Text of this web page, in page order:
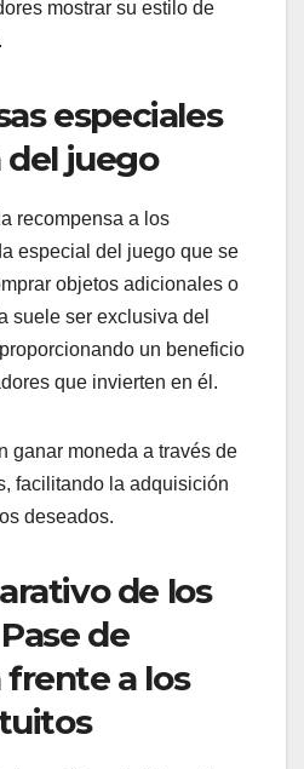
mostrar su estilo de
especiales
juego
recompensa a los
especial del juego que se
objetos adicionales o
suele ser exclusiva del
un beneficio
que invierten en él.
ganar moneda a través de
facilitando la adquisición
deseados.
de los
de
a los